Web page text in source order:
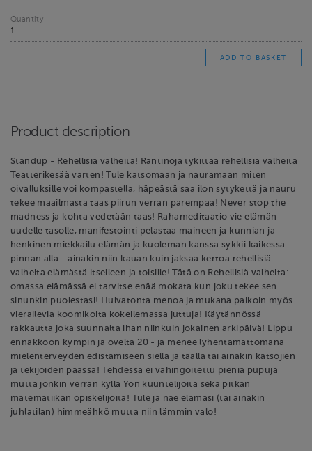
Quantity
Product description
Standup - Rehellisiä valheita! Rantinoja tykittää rehellisiä valheita
Teatterikesää varten! Tule katsomaan ja nauramaan miten
oivalluksille voi kompastella, häpeästä saa ilon sytykettä ja nauru
tekee maailmasta taas piirun verran parempaa! Never stop the
madness ja kohta vedetään taas! Rahameditaatio vie elämän
uudelle tasolle, manifestointi pelastaa maineen ja kunnian ja
henkinen miekkailu elämän ja kuoleman kanssa sykkii kaikessa
pinnan alla - ainakin niin kauan kuin jaksaa kertoa rehellisiä
valheita elämästä itselleen ja toisille! Tätä on Rehellisiä valheita:
omassa elämässä ei tarvitse enää mokata kun joku tekee sen
sinunkin puolestasi! Hulvatonta menoa ja mukana paikoin myös
vierailevia koomikoita kokeilemassa juttuja! Käytännössä
rakkautta joka suunnalta ihan niinkuin jokainen arkipäivä! Lippu
ennakkoon kympin ja ovelta 20 - ja menee lyhentämättömänä
mielenterveyden edistämiseen siellä ja täällä tai ainakin katsojien
ja tekijöiden päässä! Tehdessä ei vahingoitettu pieniä pupuja
mutta jonkin verran kyllä Yön kuuntelijoita sekä pitkän
matematiikan opiskelijoita! Tule ja näe elämäsi (tai ainakin
juhlatilan) himmeähkö mutta niin lämmin valo!